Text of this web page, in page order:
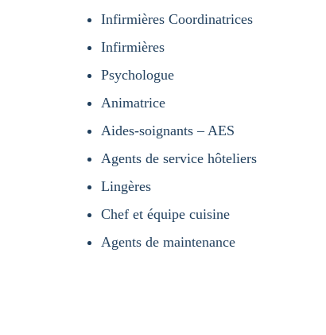
Infirmières Coordinatrices
Infirmières
Psychologue
Animatrice
Aides-soignants – AES
Agents de service hôteliers
Lingères
Chef et équipe cuisine
Agents de maintenance